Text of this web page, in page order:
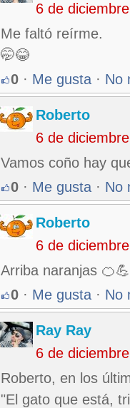
6 de
Me faltó reírme.
🤭😂
0 · Me gusta · No
Roberto
6 de
Vamos coño hay
0 · Me gusta · No
Roberto
6 de
Arriba naranjas
0 · Me gusta · No
Ray Ray
6 de
Roberto, en los
"El gato que está,